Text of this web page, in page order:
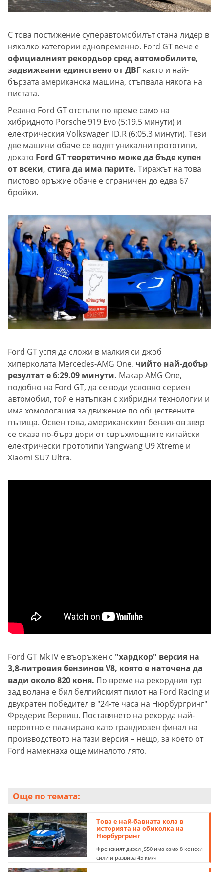
С това постижение суперавтомобилът стана лидер в
няколко категории едновременно. Ford GT вече е
официалният рекордьор сред автомобилите,
задвижвани единствено от ДВГ както и най-
бързата американска машина, стъпвала някога на
пистата.
Реално Ford GT отстъпи по време само на
хибридното Porsche 919 Evo (5:19.5 минути) и
електрическия Volkswagen ID.R (6:05.3 минути). Тези
две машини обаче се водят уникални прототипи,
докато Ford GT теоретично може да бъде купен
от всеки, стига да има парите. Тиражът на това
пистово оръжие обаче е ограничен до едва 67
бройки.
Ford GT успя да сложи в малкия си джоб
хиперколата Mercedes-AMG One, чийто най-добър
резултат е 6:29.09 минути. Макар AMG One,
подобно на Ford GT, да се води условно сериен
автомобил, той е натъпкан с хибридни технологии и
има хомологация за движение по обществените
пътища. Освен това, американският бензинов звяр
се оказа по-бърз дори от свръхмощните китайски
електрически прототипи Yangwang U9 Xtreme и
Xiaomi SU7 Ultra.
Ford GT Mk IV е въоръжен с "хардкор" версия на
3,8-литровия бензинов V8, която е наточена да
вади около 820 коня. По време на рекордния тур
зад волана е бил белгийският пилот на Ford Racing и
двукратен победител в "24-те часа на Нюрбургринг"
Фредерик Вервиш. Поставянето на рекорда най-
вероятно е планирано като грандиозен финал на
производството на тази версия – нещо, за което от
Ford намекнаха още миналото лято.
Още по темата:
Това е най-бавната кола в
историята на обиколка на
Нюрбургринг
Френският дизел JS50 има само 8 конски
сили и развива 45 км/ч